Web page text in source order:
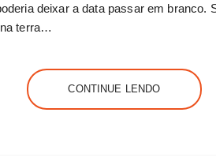
deixar a data passar em branco.
terra…
CONTINUE LENDO